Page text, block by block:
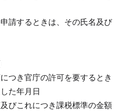
請するときは、その氏名及び
つき官庁の許可を要するとき
た年月日
びこれにつき課税標準の金額